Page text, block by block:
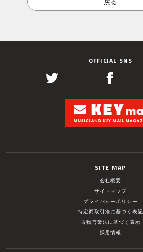
OFFICIAL SNS
SITE MAP
会社概要
サイトマップ
プライバシーポリシー
特定商取引法に基づく表記
古物営業法に基づく表示
採用情報